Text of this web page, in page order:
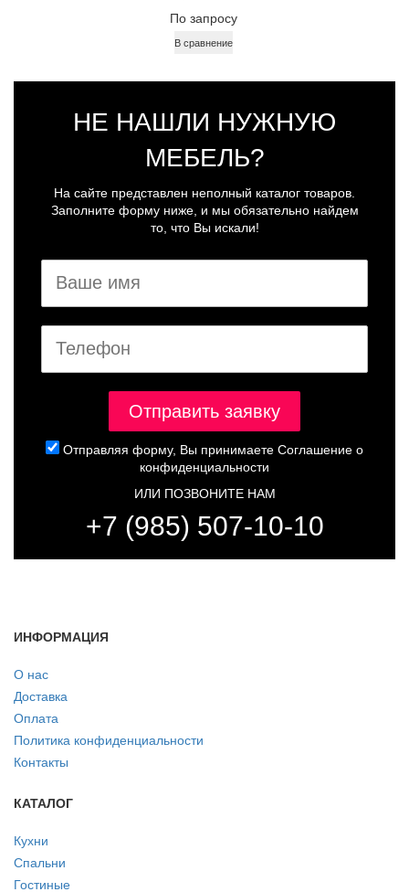
По запросу
В сравнение
НЕ НАШЛИ НУЖНУЮ
МЕБЕЛЬ?
На сайте представлен неполный каталог товаров.
Заполните форму ниже, и мы обязательно найдем
то, что Вы искали!
Отправляя форму, Вы принимаете Соглашение о
конфиденциальности
ИЛИ ПОЗВОНИТЕ НАМ
+7 (985) 507-10-10
ИНФОРМАЦИЯ
О нас
Доставка
Оплата
Политика конфиденциальности
Контакты
КАТАЛОГ
Кухни
Спальни
Гостиные